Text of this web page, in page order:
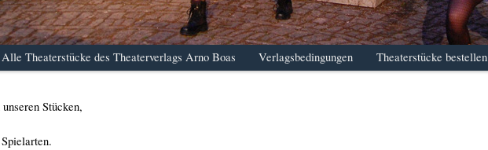
Alle Theaterstücke des Theaterverlags Arno Boas Verlagsbedingungen Theaterstücke bestellen
Stücken,